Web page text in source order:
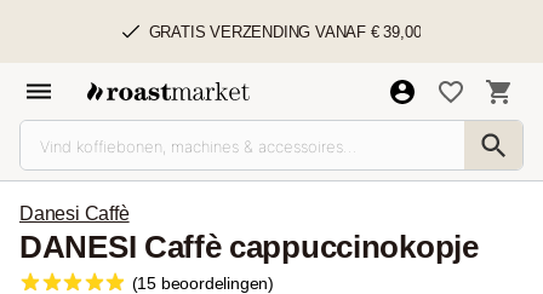
GRATIS VERZENDING VANAF € 39,00
Danesi Caffè
DANESI Caffè cappuccinokopje
(15 beoordelingen)